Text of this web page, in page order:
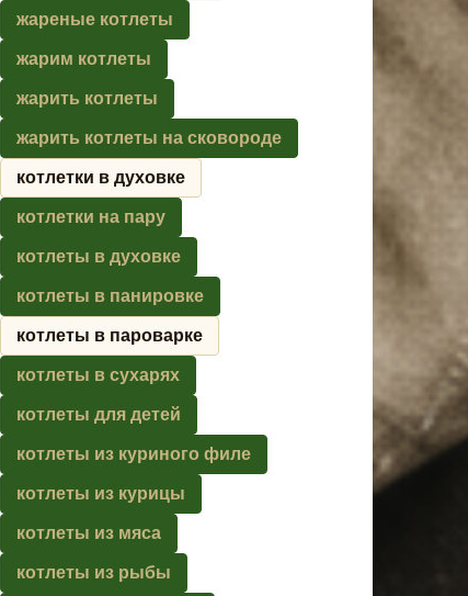
жареные котлеты
жарим котлеты
жарить котлеты
жарить котлеты на сковороде
котлетки в духовке
котлетки на пару
котлеты в духовке
котлеты в панировке
котлеты в пароварке
котлеты в сухарях
котлеты для детей
котлеты из куриного филе
котлеты из курицы
котлеты из мяса
котлеты из рыбы